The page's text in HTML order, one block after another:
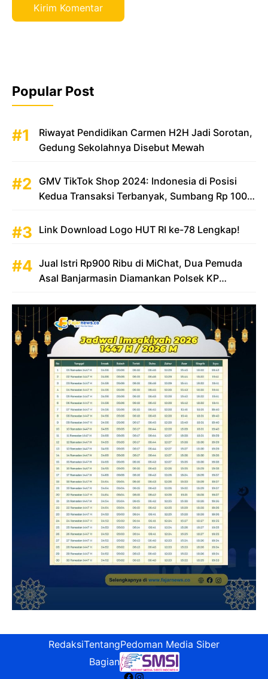
Popular Post
Riwayat Pendidikan Carmen H2H Jadi Sorotan,
Gedung Sekolahnya Disebut Mewah
GMV TikTok Shop 2024: Indonesia di Posisi
Kedua Transaksi Terbanyak, Sumbang Rp 100
Link Download Logo HUT RI ke-78 Lengkap!
Jual Istri Rp900 Ribu di MiChat, Dua Pemuda
Asal Banjarmasin Diamankan Polsek KP
RedaksiTentangPedoman Media Siber
Bagian
Facebook
Instagram